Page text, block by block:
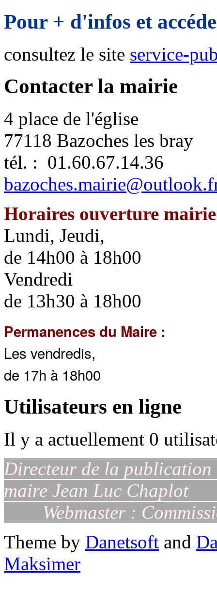
Pour + d'infos et
consultez le site service-
Contacter la mairie
4 place de l'église
77118 Bazoches les bray
tél. : 01.60.67.14.36
Horaires ouverture
Lundi, Jeudi,
de 14h00 à 18h00
Vendredi
de 13h30 à 18h00
Permanences du Maire :
Les vendredis,
de 17h à 18h00
Utilisateurs en ligne
Il y a actuellement 0
Directeur de la publication
maire
Webmaster :
Theme by Danetsoft and
Maksimer